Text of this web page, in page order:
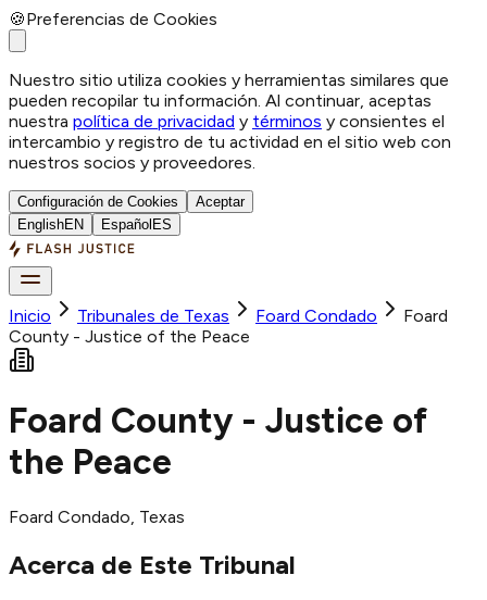
🍪Preferencias de Cookies
Nuestro sitio utiliza cookies y herramientas similares que
pueden recopilar tu información. Al continuar, aceptas
nuestra política de privacidad y términos y consientes el
intercambio y registro de tu actividad en el sitio web con
nuestros socios y proveedores.
Configuración de Cookies
Aceptar
EnglishEN Español ES
Inicio Tribunales de Texas Foard Condado
Foard
County - Justice of the Peace
Foard County - Justice of
the Peace
Foard Condado, Texas
Acerca de Este Tribunal